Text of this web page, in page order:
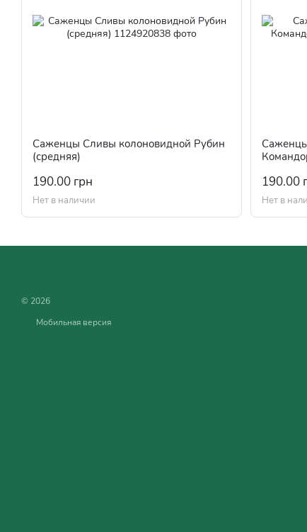
Саженцы Сливы колоновидной Рубин
(средняя)
190.00 грн
Нет в наличии
190.00
Нет в
© 2026
Мобильная версия